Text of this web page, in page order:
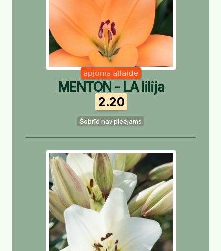
apjoma atlaide
MENTON - LA lilija
2.20
Šobrīd nav pieejams